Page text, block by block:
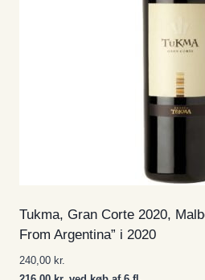
Tukma, Gran Corte 2020,
From Argentina” i 2020
240,00 kr.